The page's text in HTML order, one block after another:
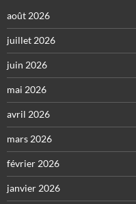
août 2026
juillet 2026
juin 2026
mai 2026
avril 2026
mars 2026
février 2026
janvier 2026